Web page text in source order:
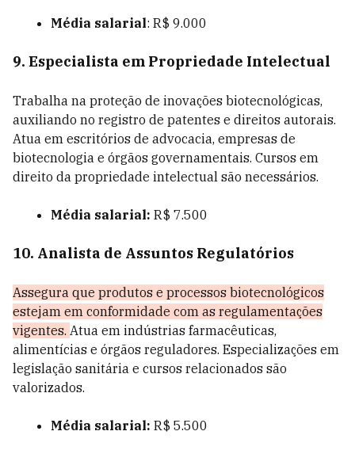
Média salarial: R$ 9.000
9. Especialista em Propriedade Intelectual
Trabalha na proteção de inovações biotecnológicas,
auxiliando no registro de patentes e direitos autorais.
Atua em escritórios de advocacia, empresas de
biotecnologia e órgãos governamentais. Cursos em
direito da propriedade intelectual são necessários.
Média salarial: R$ 7.500
10. Analista de Assuntos Regulatórios
Assegura que produtos e processos biotecnológicos
estejam em conformidade com as regulamentações
vigentes. Atua em indústrias farmacêuticas,
alimentícias e órgãos reguladores. Especializações em
legislação sanitária e cursos relacionados são
valorizados.
Média salarial: R$ 5.500